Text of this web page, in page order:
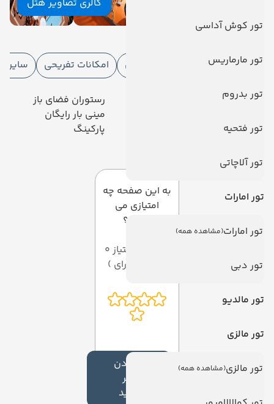
تور کوش آداسی
تور مارماریس
تور بدروم
تور فتحیه
تور آلاچاتی
تور امارات
تور امارات(مشاهده همه)
تور دبی
تور مالدیو
تور مالزی
تور مالزی(مشاهده همه)
گالری تصاویر هتل
امکانات هتل
امکانات هتل
امکانات ورزشی امکانات تفریحی سایر
رستوران
آسانسور
رستوران فضای باز
مینی بار رایگان
پارکینگ
به این صفحه چه
امتیازی می
دهید؟
میانگین امتیاز 0
افزودن
نظر
جدید